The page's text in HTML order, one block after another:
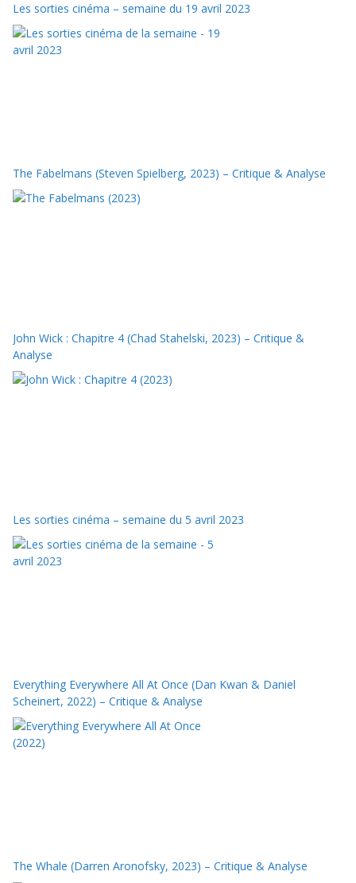
Les sorties cinéma – semaine du 19 avril 2023
The Fabelmans (Steven Spielberg, 2023) – Critique & Analyse
John Wick : Chapitre 4 (Chad Stahelski, 2023) – Critique &
Analyse
Les sorties cinéma – semaine du 5 avril 2023
Everything Everywhere All At Once (Dan Kwan & Daniel
Scheinert, 2022) – Critique & Analyse
The Whale (Darren Aronofsky, 2023) – Critique & Analyse